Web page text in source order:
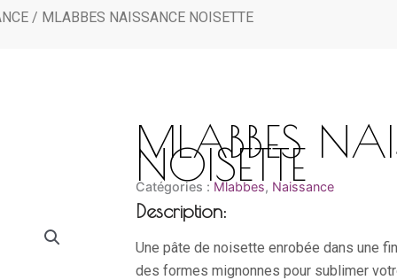
/ MLABBES NAISSANCE NOISETTE
MLABBES
NOISETTE
Catégories : Mlabbes, Naissance
Description:
Une pâte de noisette enrobée dans une
des formes mignonnes pour sublimer